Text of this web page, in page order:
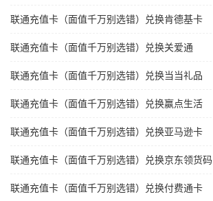
联通充值卡（面值千万别选错）兑换肯德基卡
联通充值卡（面值千万别选错）兑换关爱通
联通充值卡（面值千万别选错）兑换当当礼品
联通充值卡（面值千万别选错）兑换赢点生活
联通充值卡（面值千万别选错）兑换亚马逊卡
联通充值卡（面值千万别选错）兑换京东领货码
联通充值卡（面值千万别选错）兑换付费通卡